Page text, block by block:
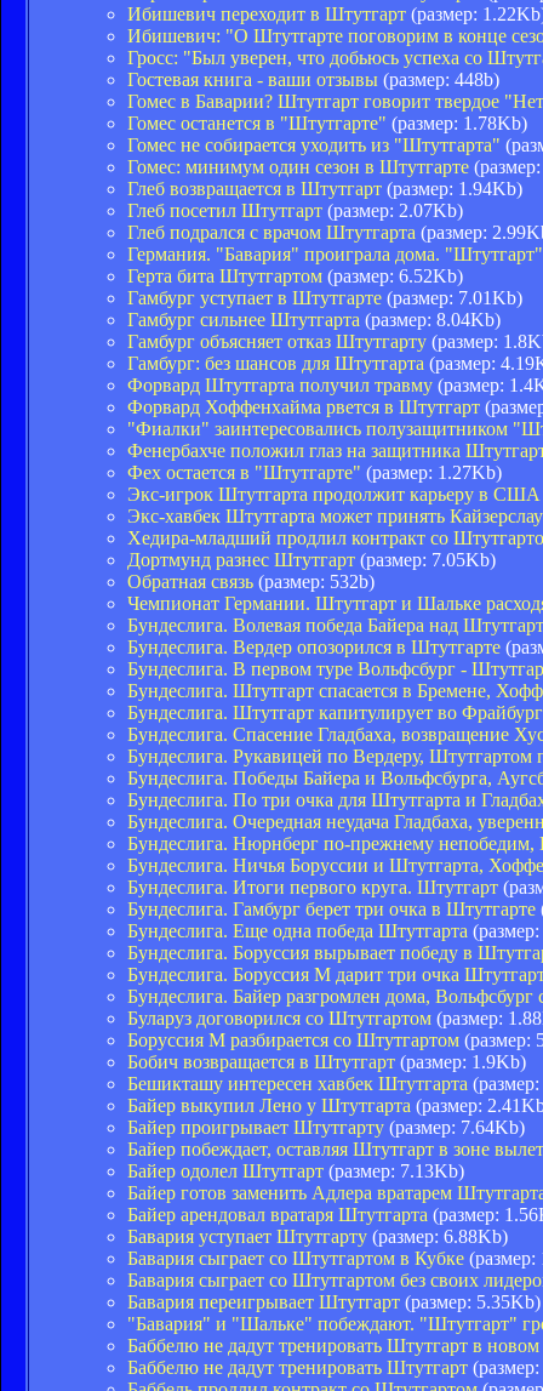
Ибишевич переходит в Штутгарт (размер:
Ибишевич: "О Штутгарте поговорим в конце
Гросс: "Был уверен, что добьюсь успеха со
Гостевая книга - ваши отзывы (размер: 448b)
Гомес в Баварии? Штутгарт говорит твердое
Гомес останется в "Штутгарте" (размер: 1.78Kb)
Гомес не собирается уходить из "Штутгарта"
Гомес: минимум один сезон в Штутгарте
Глеб возвращается в Штутгарт (размер: 1.94Kb)
Глеб посетил Штутгарт (размер: 2.07Kb)
Глеб подрался с врачом Штутгарта (размер:
Германия. "Бавария" проиграла дома.
Герта бита Штутгартом (размер: 6.52Kb)
Гамбург уступает в Штутгарте (размер: 7.01Kb)
Гамбург сильнее Штутгарта (размер: 8.04Kb)
Гамбург объясняет отказ Штутгарту (размер:
Гамбург: без шансов для Штутгарта (размер:
Форвард Штутгарта получил травму (размер:
Форвард Хоффенхайма рвется в Штутгарт
"Фиалки" заинтересовались полузащитником
Фенербахче положил глаз на защитника
Фех остается в "Штутгарте" (размер: 1.27Kb)
Экс-игрок Штутгарта продолжит карьеру в США
Экс-хавбек Штутгарта может принять
Хедира-младший продлил контракт со
Дортмунд разнес Штутгарт (размер: 7.05Kb)
Обратная связь (размер: 532b)
Чемпионат Германии. Штутгарт и Шальке
Бундеслига. Волевая победа Байера над
Бундеслига. Вердер опозорился в Штутгарте
Бундеслига. В первом туре Вольфсбург -
Бундеслига. Штутгарт спасается в Бремене,
Бундеслига. Штутгарт капитулирует во
Бундеслига. Спасение Гладбаха, возвращение
Бундеслига. Рукавицей по Вердеру, Штутгартом
Бундеслига. Победы Байера и Вольфсбурга,
Бундеслига. По три очка для Штутгарта и
Бундеслига. Очередная неудача Гладбаха,
Бундеслига. Нюрнберг по-прежнему непобедим,
Бундеслига. Ничья Боруссии и Штутгарта,
Бундеслига. Итоги первого круга. Штутгарт
Бундеслига. Гамбург берет три очка в Штутгарте
Бундеслига. Еще одна победа Штутгарта
Бундеслига. Боруссия вырывает победу в
Бундеслига. Боруссия М дарит три очка
Бундеслига. Байер разгромлен дома, Вольфсбург
Буларуз договорился со Штутгартом (размер:
Боруссия М разбирается со Штутгартом (размер:
Бобич возвращается в Штутгарт (размер: 1.9Kb)
Бешикташу интересен хавбек Штутгарта
Байер выкупил Лено у Штутгарта (размер:
Байер проигрывает Штутгарту (размер: 7.64Kb)
Байер побеждает, оставляя Штутгарт в зоне
Байер одолел Штутгарт (размер: 7.13Kb)
Байер готов заменить Адлера вратарем
Байер арендовал вратаря Штутгарта (размер:
Бавария уступает Штутгарту (размер: 6.88Kb)
Бавария сыграет со Штутгартом в Кубке (размер:
Бавария сыграет со Штутгартом без своих
Бавария переигрывает Штутгарт (размер: 5.35Kb)
"Бавария" и "Шальке" побеждают. "Штутгарт"
Баббелю не дадут тренировать Штутгарт в новом
Баббелю не дадут тренировать Штутгарт